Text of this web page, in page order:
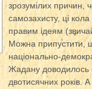
зрозумілих причин,
самозахисту, ці
правим ідеям
Можна припустити,
національно-
Жадану доводилось
двотисячних років. А